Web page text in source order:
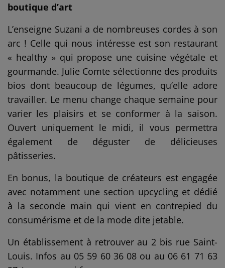
boutique d’art
L’enseigne Suzani a de nombreuses cordes à son
arc ! Celle qui nous intéresse est son restaurant
« healthy » qui propose une cuisine végétale et
gourmande. Julie Comte sélectionne des produits
bios dont beaucoup de légumes, qu’elle adore
travailler. Le menu change chaque semaine pour
varier les plaisirs et se conformer à la saison.
Ouvert uniquement le midi, il vous permettra
également de déguster de délicieuses
pâtisseries.
En bonus, la boutique de créateurs est engagée
avec notamment une section upcycling et dédié
à la seconde main qui vient en contrepied du
consumérisme et de la mode dite jetable.
Un établissement à retrouver au 2 bis rue Saint-
Louis. Infos au 05 59 60 36 08 ou au 06 61 71 63